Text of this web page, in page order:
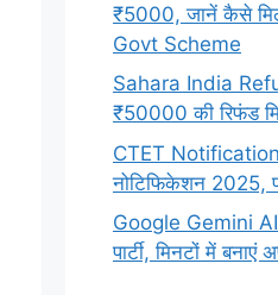
₹5000, जानें कैसे
Govt Scheme
Sahara India
₹50000 की रिफंड
CTET
नोटिफिकेशन 2025,
Google Gemini AI
पार्टी, मिनटों में बनाएं